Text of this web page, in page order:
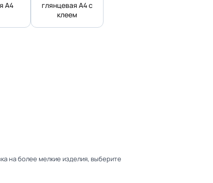
А4
глянцевая А4 с
клеем
на более мелкие изделия, выберите